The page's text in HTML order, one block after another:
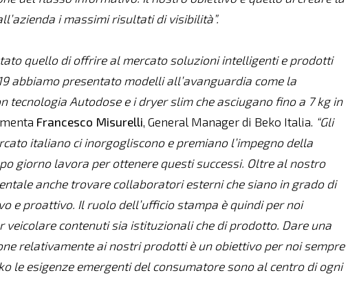
i massimi risultati di visibilità”.
quello di offrire al mercato soluzioni intelligenti e prodotti
abbiamo presentato modelli all’avanguardia come la
tecnologia Autodose e i dryer slim che asciugano fino a 7 kg in
Francesco Misurelli, General Manager di Beko Italia. “Gli
italiano ci inorgogliscono e premiano l’impegno della
giorno lavora per ottenere questi successi. Oltre al nostro
anche trovare collaboratori esterni che siano in grado di
e proattivo. Il ruolo dell’ufficio stampa è quindi per noi
veicolare contenuti sia istituzionali che di prodotto. Dare una
relativamente ai nostri prodotti è un obiettivo per noi sempre
le esigenze emergenti del consumatore sono al centro di ogni